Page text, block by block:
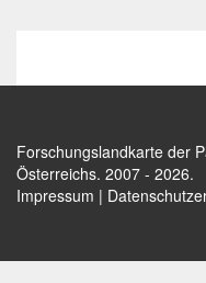
Forschungslandkarte der
Österreichs. 2007 - 2026.
Impressum |